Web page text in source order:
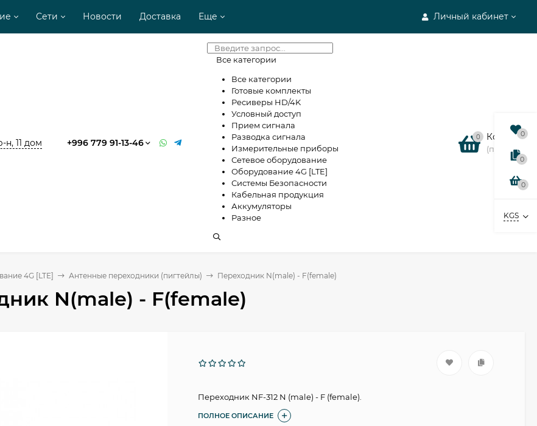
Личный кабинет
Сети Новости Доставка Еще
н, 11 дом +996 779 91-13-46
Все категории
Все категории
Готовые комплекты
Ресиверы HD/4K
Условный доступ
Прием сигнала
Разводка сигнала
Измерительные приборы
Сетевое оборудование
Оборудование 4G [LTE]
Системы Безопасности
Кабельная продукция
Аккумуляторы
Разное
0 Корзина
(пусто)
4G [LTE] Антенные переходники (пигтейлы) Переходник N(male) - F(female)
N(male) - F(female)
Переходник NF-312 N (male) - F (female).
ПОЛНОЕ ОПИСАНИЕ
0
0
0
KGS